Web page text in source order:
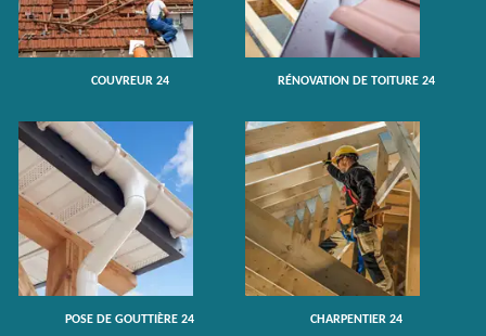
COUVREUR 24 RÉNOVATION DE TOITURE 24
POSE DE GOUTTIÈRE 24 CHARPENTIER 24